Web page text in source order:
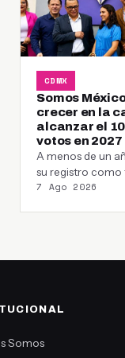
CDMX
Somos
crecer en la
alcanzar el
votos en 2027
A menos de un
su registro
local, Somos
7 Ago 2026
Somos